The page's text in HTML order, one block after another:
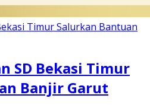
SD Bekasi Timur
Banjir Garut